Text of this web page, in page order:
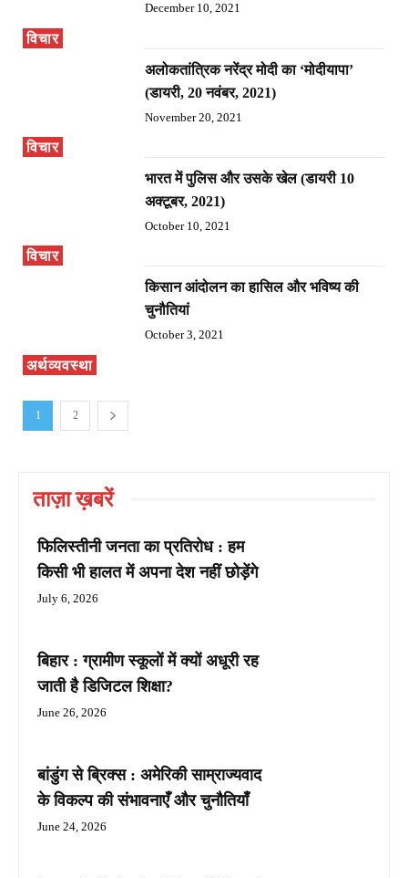
विचार
December 10, 2021
विचार
अलोकतांत्रिक नरेंद्र मोदी का ‘मोदीयापा’
(डायरी, 20 नवंबर, 2021)
November 20, 2021
विचार
भारत में पुलिस और उसके खेल (डायरी 10
अक्टूबर, 2021)
October 10, 2021
अर्थव्यवस्था
किसान आंदोलन का हासिल और भविष्य की
चुनौतियां
October 3, 2021
1 2
ताज़ा ख़बरें
फिलिस्तीनी जनता का प्रतिरोध : हम
किसी भी हालत में अपना देश नहीं छोड़ेंगे
July 6, 2026
बिहार : ग्रामीण स्कूलों में क्यों अधूरी रह
जाती है डिजिटल शिक्षा?
June 26, 2026
बांडुंग से ब्रिक्स : अमेरिकी साम्राज्यवाद
के विकल्प की संभावनाएँ और चुनौतियाँ
June 24, 2026